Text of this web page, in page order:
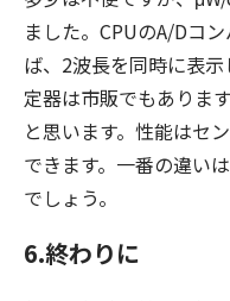
ました。CPUのA/Dコ
ば、2波長を同時に表
定器は市販でもありま
と思います。性能はセ
できます。一番の違い
でしょう。
6.終わりに